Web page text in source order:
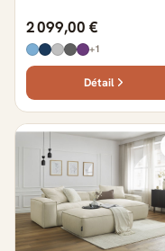
2 099,00 €
+1
Détail